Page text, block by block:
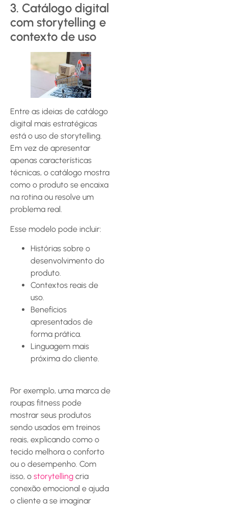
3. Catálogo digital
com storytelling e
contexto de uso
Entre as ideias de catálogo
digital mais estratégicas
está o uso de storytelling.
Em vez de apresentar
apenas características
técnicas, o catálogo mostra
como o produto se encaixa
na rotina ou resolve um
problema real.
Esse modelo pode incluir:
Histórias sobre o
desenvolvimento do
produto.
Contextos reais de
uso.
Benefícios
apresentados de
forma prática.
Linguagem mais
próxima do cliente.
Por exemplo, uma marca de
roupas fitness pode
mostrar seus produtos
sendo usados em treinos
reais, explicando como o
tecido melhora o conforto
ou o desempenho. Com
isso, o storytelling cria
conexão emocional e ajuda
o cliente a se imaginar